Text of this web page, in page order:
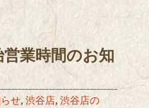
営業時間のお知
せ, 渋谷店, 渋谷店の